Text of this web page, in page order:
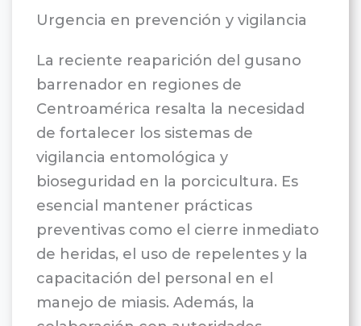
Urgencia en prevención y vigilancia
La reciente reaparición del gusano
barrenador en regiones de
Centroamérica resalta la necesidad
de fortalecer los sistemas de
vigilancia entomológica y
bioseguridad en la porcicultura. Es
esencial mantener prácticas
preventivas como el cierre inmediato
de heridas, el uso de repelentes y la
capacitación del personal en el
manejo de miasis. Además, la